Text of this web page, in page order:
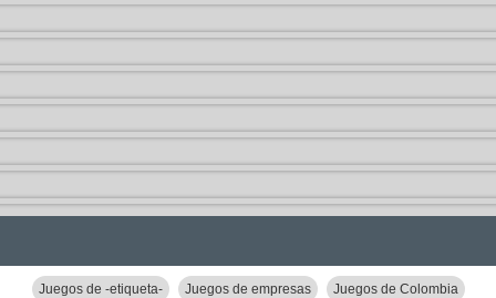
Juegos de -etiqueta- Juegos de empresas Juegos de Colombia